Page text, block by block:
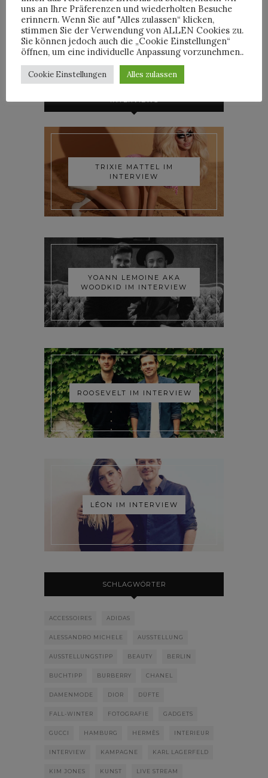
HORST
TRIXIE MATTEL IM
INTERVIEW
YOANN LEMOINE AKA
WOODKID IM INTERVIEW
ROOSEVELT IM INTERVIEW
LÉON IM INTERVIEW
SCHLAGWÖRTER
ACCESSOIRES ADIDAS
ALESSANDRO MICHELE AUSSTELLUNG
AUSSTELLUNGSTIPP BEAUTY BERLIN
BUCHTIPP BURBERRY CHANEL
DAMENMODE DIOR DÜFTE
FALL-WINTER FOTOGRAFIE GADGETS
GUCCI HAMBURG HERMÈS INTERIEUR
INTERVIEW KAMPAGNE KARL LAGERFELD
KIM JONES KUNST LIVE STREAM
uns an Ihre Präferenzen und wiederholten Besuche
erinnern. Wenn Sie auf "Alles zulassen“ klicken,
stimmen Sie der Verwendung von ALLEN Cookies zu.
Sie können jedoch auch die „Cookie Einstellungen“
öffnen, um eine individuelle Anpassung vorzunehmen..
Cookie Einstellungen Alles zulassen